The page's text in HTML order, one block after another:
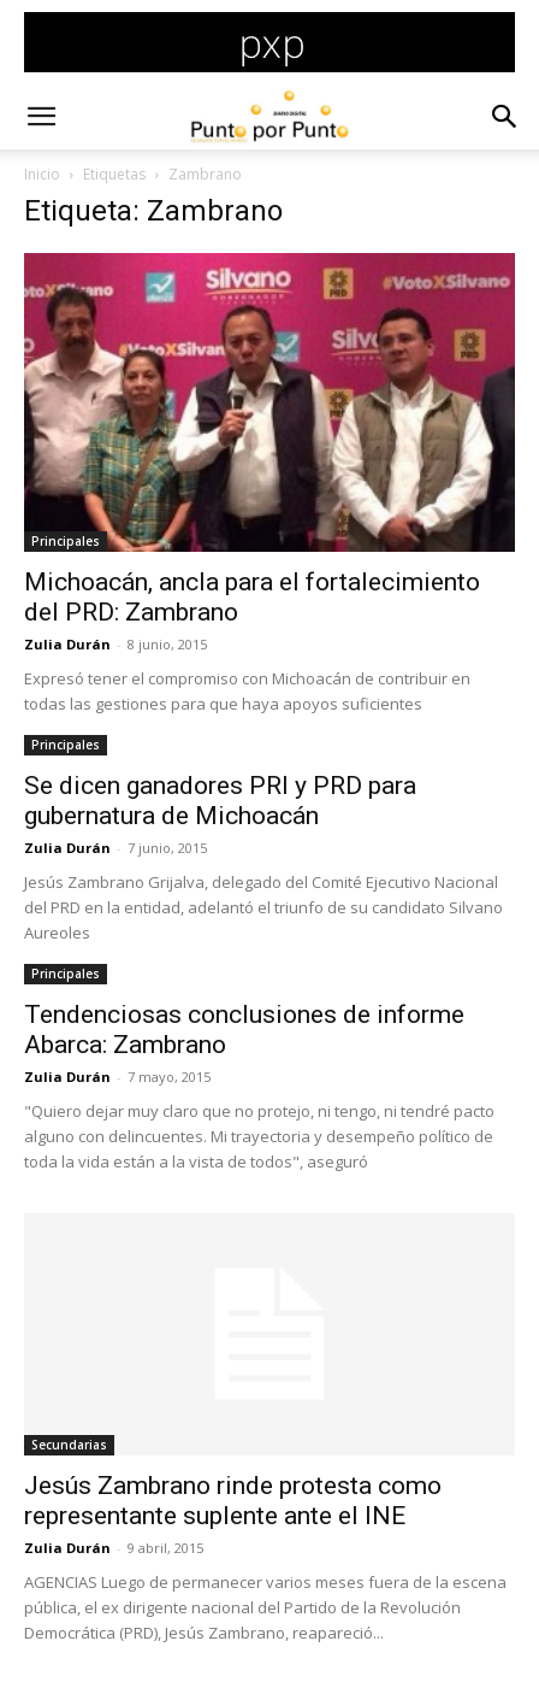
Inicio Etiquetas Zambrano
Etiqueta: Zambrano
Principales
Michoacán, ancla para el fortalecimiento
del PRD: Zambrano
Zulia Durán - 8 junio, 2015
Expresó tener el compromiso con Michoacán de contribuir en
todas las gestiones para que haya apoyos suficientes
Principales
Se dicen ganadores PRI y PRD para
gubernatura de Michoacán
Zulia Durán - 7 junio, 2015
Jesús Zambrano Grijalva, delegado del Comité Ejecutivo Nacional
del PRD en la entidad, adelantó el triunfo de su candidato Silvano
Aureoles
Principales
Tendenciosas conclusiones de informe
Abarca: Zambrano
Zulia Durán - 7 mayo, 2015
"Quiero dejar muy claro que no protejo, ni tengo, ni tendré pacto
alguno con delincuentes. Mi trayectoria y desempeño político de
toda la vida están a la vista de todos", aseguró
Secundarias
Jesús Zambrano rinde protesta como
representante suplente ante el INE
Zulia Durán - 9 abril, 2015
AGENCIAS Luego de permanecer varios meses fuera de la escena
pública, el ex dirigente nacional del Partido de la Revolución
Democrática (PRD), Jesús Zambrano, reapareció...